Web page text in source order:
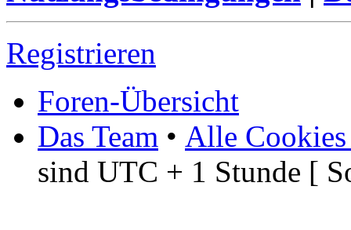
Registrieren
Foren-Übersicht
Das Team • Alle Cookies
sind UTC + 1 Stunde [